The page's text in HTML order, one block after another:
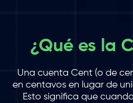
¿Qué es la
Una cuenta Cent (o de
en centavos en lugar de
Esto significa que